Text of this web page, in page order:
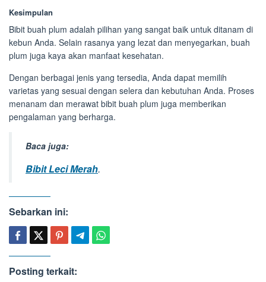
Kesimpulan
Bibit buah plum adalah pilihan yang sangat baik untuk ditanam di
kebun Anda. Selain rasanya yang lezat dan menyegarkan, buah
plum juga kaya akan manfaat kesehatan.
Dengan berbagai jenis yang tersedia, Anda dapat memilih
varietas yang sesuai dengan selera dan kebutuhan Anda. Proses
menanam dan merawat bibit buah plum juga memberikan
pengalaman yang berharga.
Baca juga:
Bibit Leci Merah.
Sebarkan ini:
Posting terkait: